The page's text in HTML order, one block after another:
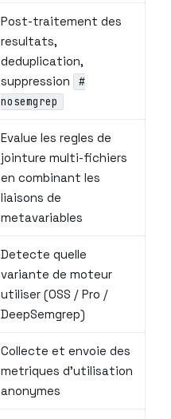
Post-traitement des
resultats,
deduplication,
suppression
#
nosemgrep
Evalue les regles de
jointure multi-fichiers
en combinant les
liaisons de
metavariables
Detecte quelle
variante de moteur
utiliser (OSS / Pro /
DeepSemgrep)
Collecte et envoie des
metriques d’utilisation
anonymes